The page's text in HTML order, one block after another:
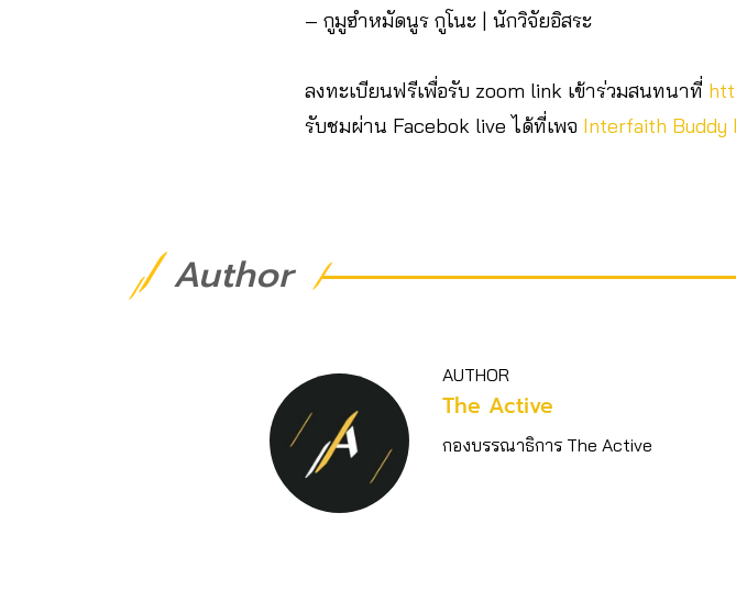
– กูมูฮำหมัดนูร กูโนะ | นักวิจัยอิสระ
ลงทะเบียนฟรีเพื่อรับ zoom link เข้าร่วมสนทนาที่
รับชมผ่าน Facebok live ได้ที่เพจ Interfaith Buddy
Author
AUTHOR
The Active
กองบรรณาธิการ The Active